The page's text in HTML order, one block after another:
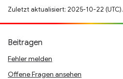
Zuletzt aktualisiert: 2025-10-22 (UTC).
Beitragen
Fehler melden
Offene Fragen ansehen